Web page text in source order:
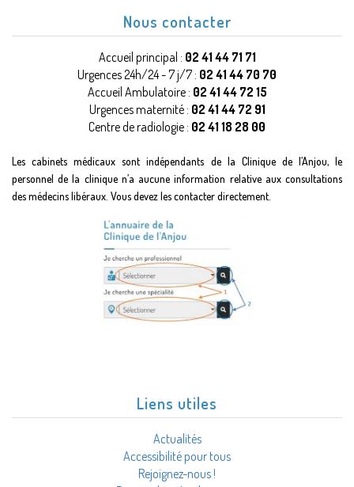
Nous contacter
Accueil principal : 02 41 44 71 71
Urgences 24h/24 - 7 j/7 : 02 41 44 70 70
Accueil Ambulatoire : 02 41 44 72 15
Urgences maternité : 02 41 44 72 91
Centre de radiologie : 02 41 18 28 00
Les cabinets médicaux sont indépendants de la Clinique de l’Anjou, le
personnel de la clinique n’a aucune information relative aux consultations
des médecins libéraux. Vous devez les contacter directement.
Liens utiles
Actualités
Accessibilité pour tous
Rejoignez-nous !